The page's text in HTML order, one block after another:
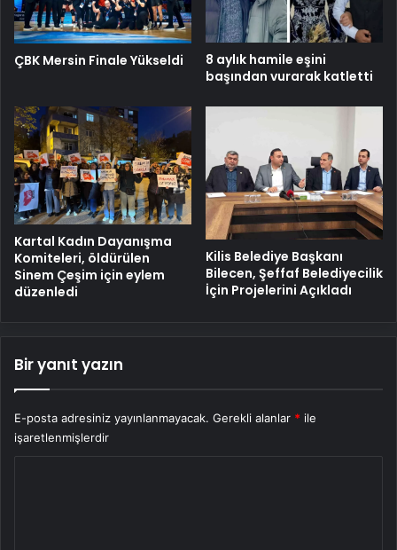
ÇBK Mersin Finale Yükseldi
8 aylık hamile eşini
başından vurarak katletti
Kartal Kadın Dayanışma
Komiteleri, öldürülen
Sinem Çeşim için eylem
düzenledi
Kilis Belediye Başkanı
Bilecen, Şeffaf Belediyecilik
İçin Projelerini Açıkladı
Bir yanıt yazın
E-posta adresiniz yayınlanmayacak. Gerekli alanlar * ile
işaretlenmişlerdir